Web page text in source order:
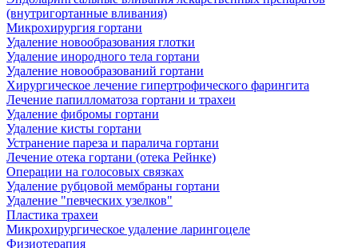
(внутригортанные вливания)
Микрохирургия гортани
Удаление новообразования глотки
Удаление инородного тела гортани
Удаление новообразований гортани
Хирургическое лечение гипертрофического фарингита
Лечение папилломатоза гортани и трахеи
Удаление фибромы гортани
Удаление кисты гортани
Устранение пареза и паралича гортани
Лечение отека гортани (отека Рейнке)
Операции на голосовых связках
Удаление рубцовой мембраны гортани
Удаление "певческих узелков"
Пластика трахеи
Микрохирургическое удаление ларингоцеле
Физиотерапия